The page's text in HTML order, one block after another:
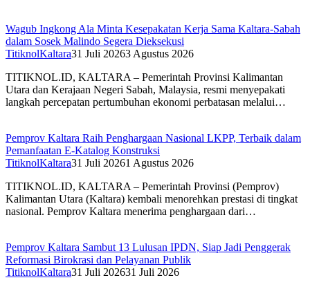
Wagub Ingkong Ala Minta Kesepakatan Kerja Sama Kaltara-Sabah
dalam Sosek Malindo Segera Dieksekusi
TitiknolKaltara31 Juli 20263 Agustus 2026
TITIKNOL.ID, KALTARA – Pemerintah Provinsi Kalimantan
Utara dan Kerajaan Negeri Sabah, Malaysia, resmi menyepakati
langkah percepatan pertumbuhan ekonomi perbatasan melalui…
Pemprov Kaltara Raih Penghargaan Nasional LKPP, Terbaik dalam
Pemanfaatan E-Katalog Konstruksi
TitiknolKaltara31 Juli 20261 Agustus 2026
TITIKNOL.ID, KALTARA – Pemerintah Provinsi (Pemprov)
Kalimantan Utara (Kaltara) kembali menorehkan prestasi di tingkat
nasional. Pemprov Kaltara menerima penghargaan dari…
Pemprov Kaltara Sambut 13 Lulusan IPDN, Siap Jadi Penggerak
Reformasi Birokrasi dan Pelayanan Publik
TitiknolKaltara31 Juli 202631 Juli 2026